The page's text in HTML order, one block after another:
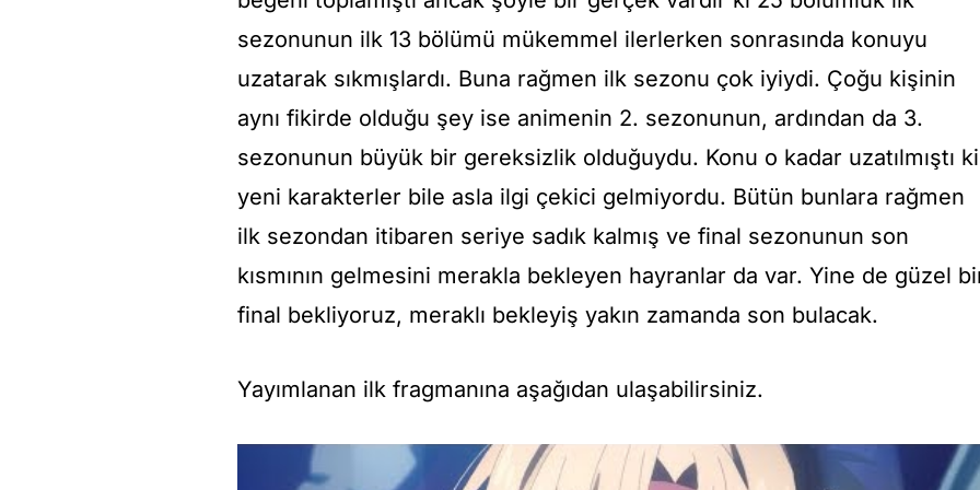
sezonunun ilk 13 bölümü mükemmel ilerlerken sonrasında konuyu
uzatarak sıkmışlardı. Buna rağmen ilk sezonu çok iyiydi. Çoğu kişinin
aynı fikirde olduğu şey ise animenin 2. sezonunun, ardından da 3.
sezonunun büyük bir gereksizlik olduğuydu. Konu o kadar uzatılmıştı ki
yeni karakterler bile asla ilgi çekici gelmiyordu. Bütün bunlara rağmen
ilk sezondan itibaren seriye sadık kalmış ve final sezonunun son
kısmının gelmesini merakla bekleyen hayranlar da var. Yine de güzel
final bekliyoruz, meraklı bekleyiş yakın zamanda son bulacak.
Yayımlanan ilk fragmanına aşağıdan ulaşabilirsiniz.